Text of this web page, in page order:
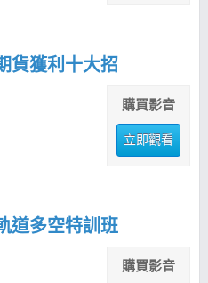
貨獲利十大招
購買影音
立即觀看
道多空特訓班
購買影音